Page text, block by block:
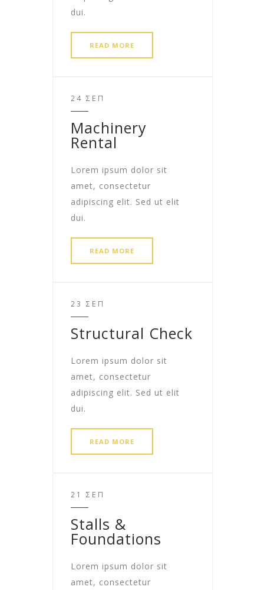
dui.
READ MORE
24 ΣΕΠ
Machinery
Rental
Lorem ipsum dolor sit
amet, consectetur
adipiscing elit. Sed ut elit
dui.
READ MORE
23 ΣΕΠ
Structural Check
Lorem ipsum dolor sit
amet, consectetur
adipiscing elit. Sed ut elit
dui.
READ MORE
21 ΣΕΠ
Stalls &
Foundations
Lorem ipsum dolor sit
amet, consectetur